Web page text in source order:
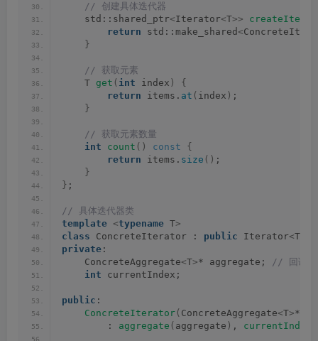
// 创建具体迭代器
    std::shared_ptr
<Iterator<T>>
return std::make_shared <
}
// 获取元素
    T
get ( int index )
{
return items. at ( index ) ;
}
// 获取元素数量
int
count () const
{
return items. size () ;
}
} ;
// 具体迭代器类
template <typename T>
class ConcreteIterator : public Iterator<T
private :
    ConcreteAggregate
<T>* aggregate;
// 回调的
int currentIndex;
public :
ConcreteIterator ( ConcreteAggregate<T>*
        :
aggregate ( aggregate ) , currentIndex